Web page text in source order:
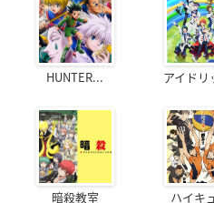
HUNTER... アイドリ
暗殺教室 ハイキ